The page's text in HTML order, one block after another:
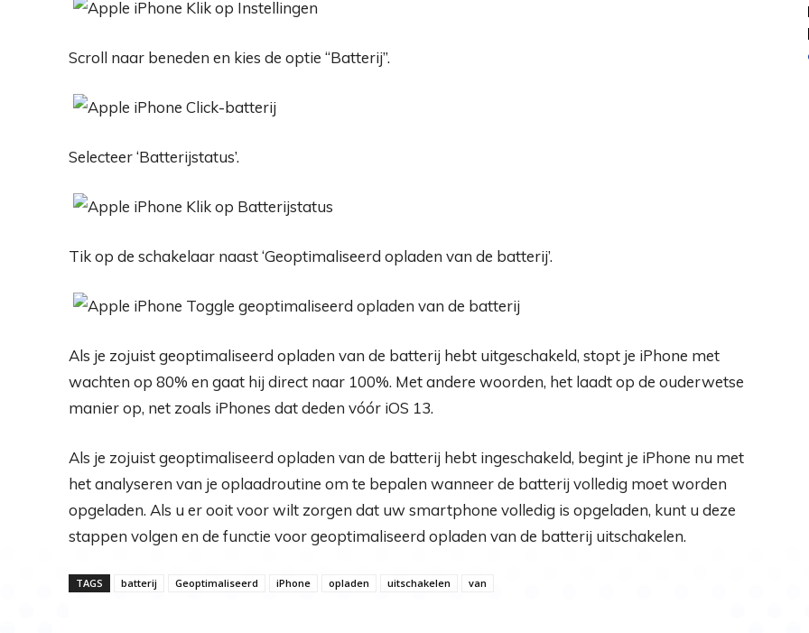
Scroll naar beneden en kies de optie “Batterij”.
Selecteer ‘Batterijstatus’.
Tik op de schakelaar naast ‘Geoptimaliseerd opladen van de batterij’.
Als je zojuist geoptimaliseerd opladen van de batterij hebt uitgeschakeld, stopt je iPhone met
wachten op 80% en gaat hij direct naar 100%. Met andere woorden, het laadt op de ouderwetse
manier op, net zoals iPhones dat deden vóór iOS 13.
Als je zojuist geoptimaliseerd opladen van de batterij hebt ingeschakeld, begint je iPhone nu met
het analyseren van je oplaadroutine om te bepalen wanneer de batterij volledig moet worden
opgeladen. Als u er ooit voor wilt zorgen dat uw smartphone volledig is opgeladen, kunt u deze
stappen volgen en de functie voor geoptimaliseerd opladen van de batterij uitschakelen.
TAGS batterij Geoptimaliseerd iPhone opladen uitschakelen van